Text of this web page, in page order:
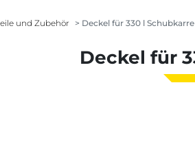
und Zubehör Deckel für 330 l Schubkarre
Deckel für